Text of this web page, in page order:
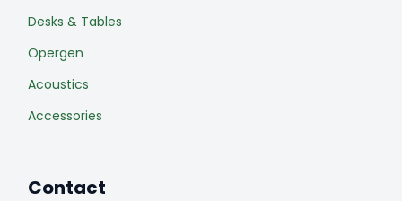
Desks & Tables
Opergen
Acoustics
Accessories
Contact